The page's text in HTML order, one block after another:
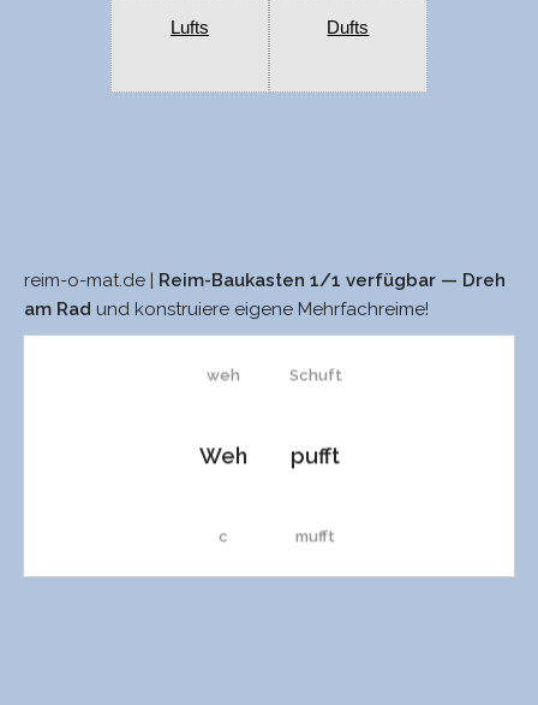
Lufts Dufts
reim-o-mat.de |
Reim-Baukasten 1/1 verfügbar — Dreh
am Rad und konstruiere eigene Mehrfachreime!
weh
Weh
c
Schuft
pufft
mufft